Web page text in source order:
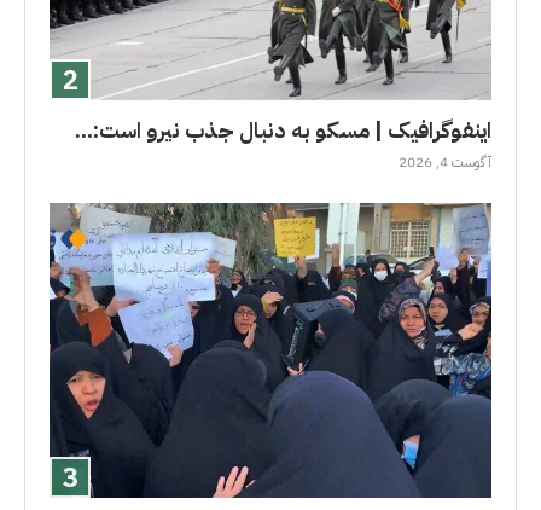
اینفوگرافیک | مسکو به دنبال جذب نیرو است:...
آگوست 4, 2026